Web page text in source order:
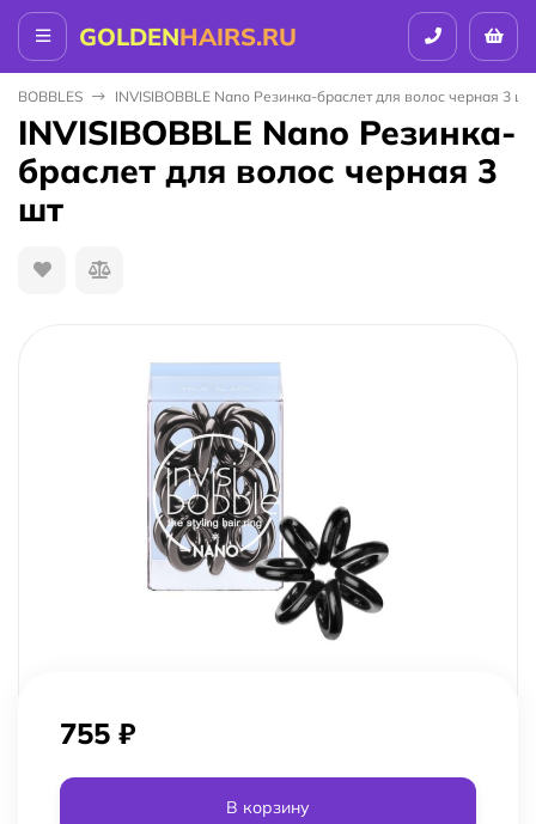
GOLDENHAIRS.RU
INVISIBOBBLE Nano Резинка-браслет для волос черная 3 шт
INVISIBOBBLE Nano Резинка-
браслет для волос черная 3
шт
755 ₽
В корзину